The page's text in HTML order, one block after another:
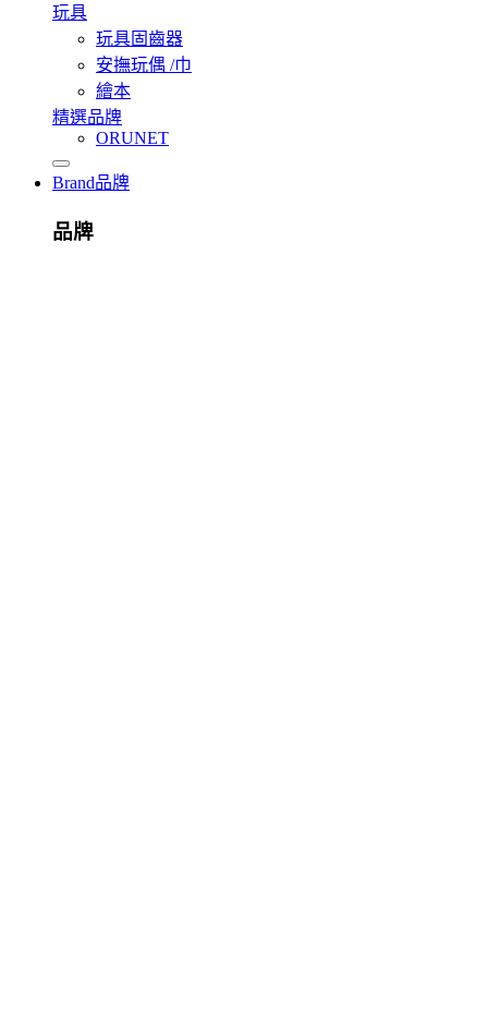
玩具
玩具固齒器
安撫玩偶 /巾
繪本
精選品牌
ORUNET
Brand品牌
品牌